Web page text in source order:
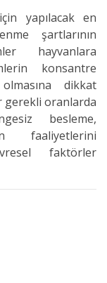
yapılacak en
şartlarının
hayvanlara
konsantre
dikkat
gerekli oranlarda
besleme,
faaliyetlerini
faktörler